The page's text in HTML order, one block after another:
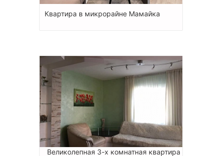
Квартира в микрорайне Мамайка
Великолепная 3-х комнатная квартира